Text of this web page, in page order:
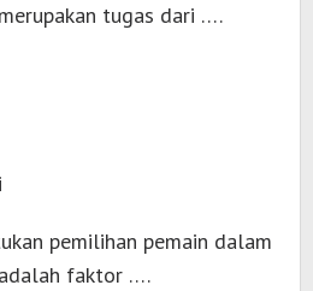
tugas dari ….
pemilihan pemain dalam
faktor ….